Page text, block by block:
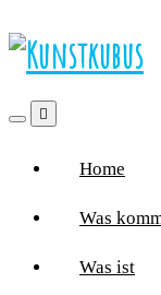
Home
Was
Was ist